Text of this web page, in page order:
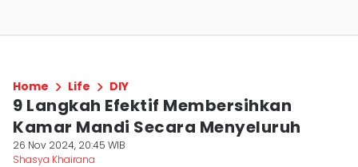
Home Life DIY
9 Langkah Efektif Membersihkan
Kamar Mandi Secara Menyeluruh
26 Nov 2024, 20:45 WIB
Shasya Khairana